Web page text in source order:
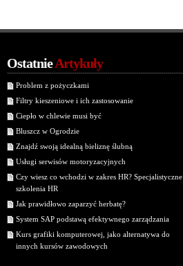
OstatnieArtykuły
Problem z pożyczkami
Filtry kieszeniowe i ich zastosowanie
Ciepło w chlewie musi być
Bluszcz w Ogrodzie
Znajdź swoją idealną bieliznę ślubną
Usługi serwisów motoryzacyjnych
Czy wiesz co wchodzi w zakres HR? Specjalistyczne
szkolenia HR
Jak prawidłowo zaparzyć herbatę?
System SAP podstawą efektywnego zarządzania
Kurs grafiki komputerowej, jako alternatywa do
innych kursów zawodowych